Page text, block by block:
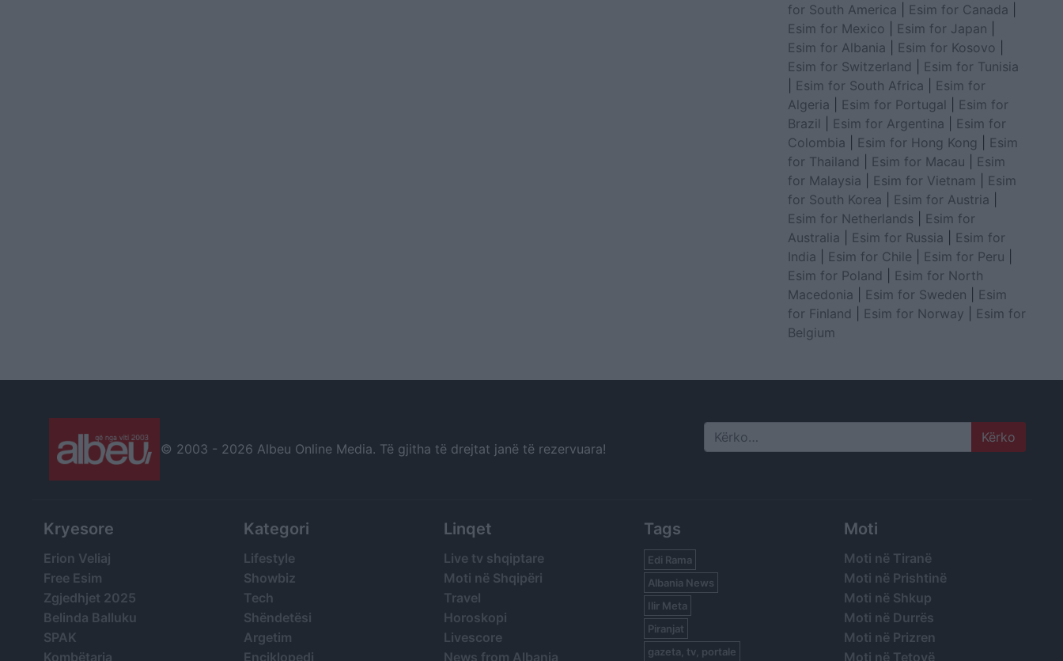
for South America
Esim for Canada
Esim for Mexico
Esim for Japan
Esim for Albania
Esim for Kosovo
Esim for Switzerland
Esim for Tunisia
Esim for South Africa
Esim for
Algeria
Esim for Portugal
Esim for
Brazil
Esim for Argentina
Esim for
Colombia
Esim for Hong Kong
Esim
for Thailand
Esim for Macau
Esim
for Malaysia
Esim for Vietnam
Esim
for South Korea
Esim for Austria
Esim for Netherlands
Esim for
Australia
Esim for Russia
Esim for
India
Esim for Chile Esim for Peru
Esim for Poland
Esim for North
Macedonia
Esim for Sweden
Esim
for Finland
Esim for Norway
Esim for
Belgium
© 2003 - 2026 Albeu Online Media. Të gjitha të drejtat janë të rezervuara! Search
Kryesore
Erion Veliaj
Free Esim
Zgjedhjet 2025
Belinda Balluku
SPAK
Kombëtarja
Kategori
Lifestyle
Showbiz
Tech
Shëndetësi
Argetim
Enciklopedi
Linqet
Live tv shqiptare
Moti në Shqipëri
Travel
Horoskopi
Livescore
News from Albania
Tags
Edi Rama
Albania News
Ilir Meta
Piranjat
gazeta, tv, portale
Moti
Moti në Tiranë
Moti në Prishtinë
Moti në Shkup
Moti në Durrës
Moti në Prizren
Moti në Tetovë